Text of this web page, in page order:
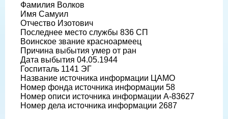
Фамилия Волков
Имя Самуил
Отчество Изотович
Последнее место службы 836 СП
Воинское звание красноармеец
Причина выбытия умер от ран
Дата выбытия 04.05.1944
Госпиталь 1141 ЭГ
Название источника информации ЦАМО
Номер фонда источника информации 58
Номер описи источника информации А-83627
Номер дела источника информации 2687